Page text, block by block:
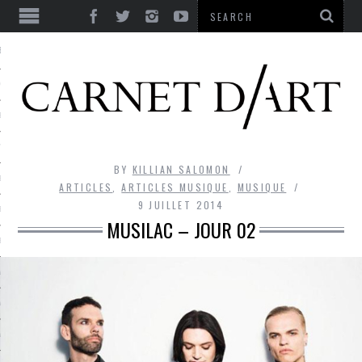
ULTIME
RIRE
BEAUTÉ
BY KILLIAN SALOMON
ARTICLES
,ARTICLES MUSIQUE
MUSIQUE
9 JUILLET 2014
MUSILAC – JOUR 02